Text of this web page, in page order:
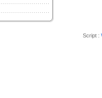
Script :